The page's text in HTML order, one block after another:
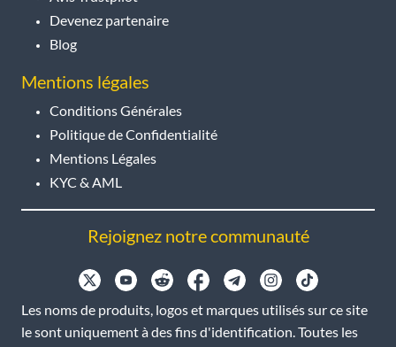
Devenez partenaire
Blog
Mentions légales
Conditions Générales
Politique de Confidentialité
Mentions Légales
KYC & AML
Rejoignez notre communauté
Les noms de produits, logos et marques utilisés sur ce site
le sont uniquement à des fins d'identification. Toutes les